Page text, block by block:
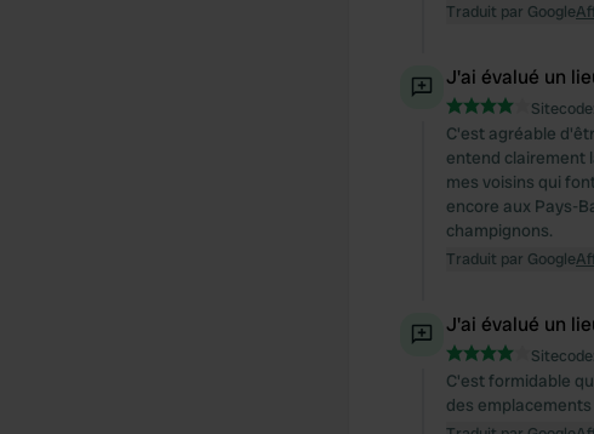
Traduit par Google
J'ai évalué un
Sitecode:
C'est agréable
entend clairement
mes voisins qui
encore aux Pays-
champignons.
Traduit par Google
J'ai évalué un
Sitecode:
C'est formidable
des